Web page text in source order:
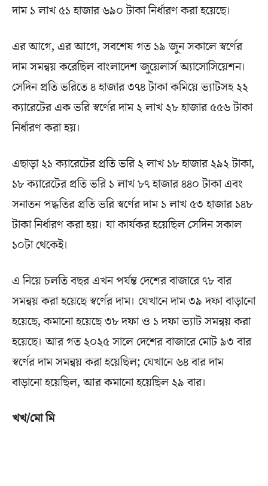
দাম ১ লাখ ৫১ হাজার ৬৯০ টাকা নির্ধারণ করা হয়েছে।
এর আগে, এর আগে, সবশেষ গত ১৯ জুন সকালে স্বর্ণের
দাম সমন্বয় করেছিল বাংলাদেশ জুয়েলার্স অ্যাসোসিয়েশন।
সেদিন প্রতি ভরিতে ৪ হাজার ৩৭৪ টাকা কমিয়ে ভ্যাটসহ ২২
ক্যারেটের এক ভরি স্বর্ণের দাম ২ লাখ ২৮ হাজার ৫৫৬ টাকা
নির্ধারণ করা হয়।
এছাড়া ২১ ক্যারেটের প্রতি ভরি ২ লাখ ১৮ হাজার ২৯২ টাকা,
১৮ ক্যারেটের প্রতি ভরি ১ লাখ ৮৭ হাজার ৪৪০ টাকা এবং
সনাতন পদ্ধতির প্রতি ভরি স্বর্ণের দাম ১ লাখ ৫৩ হাজার ১৪৮
টাকা নির্ধারণ করা হয়। যা কার্যকর হয়েছিল সেদিন সকাল
১০টা থেকেই।
এ নিয়ে চলতি বছর এখন পর্যন্ত দেশের বাজারে ৭৮ বার
সমন্বয় করা হয়েছে স্বর্ণের দাম। যেখানে দাম ৩৯ দফা বাড়ানো
হয়েছে, কমানো হয়েছে ৩৮ দফা ও ১ দফা ভ্যাট সমন্বয় করা
হয়েছে। আর গত ২০২৫ সালে দেশের বাজারে মোট ৯৩ বার
স্বর্ণের দাম সমন্বয় করা হয়েছিল; যেখানে ৬৪ বার দাম
বাড়ানো হয়েছিল, আর কমানো হয়েছিল ২৯ বার।
খখ/মো মি